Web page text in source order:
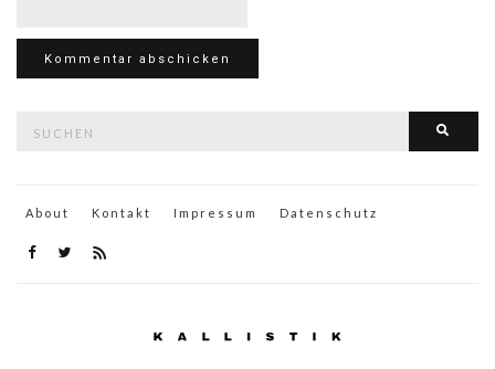
About Kontakt Impressum Datenschutz